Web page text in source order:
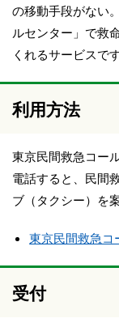
の移動手段がない
ルセンター」で救
くれるサービスです
利用方法
東京民間救急コー
電話すると、民間
ブ（タクシー）を
東京民間救急コ
受付